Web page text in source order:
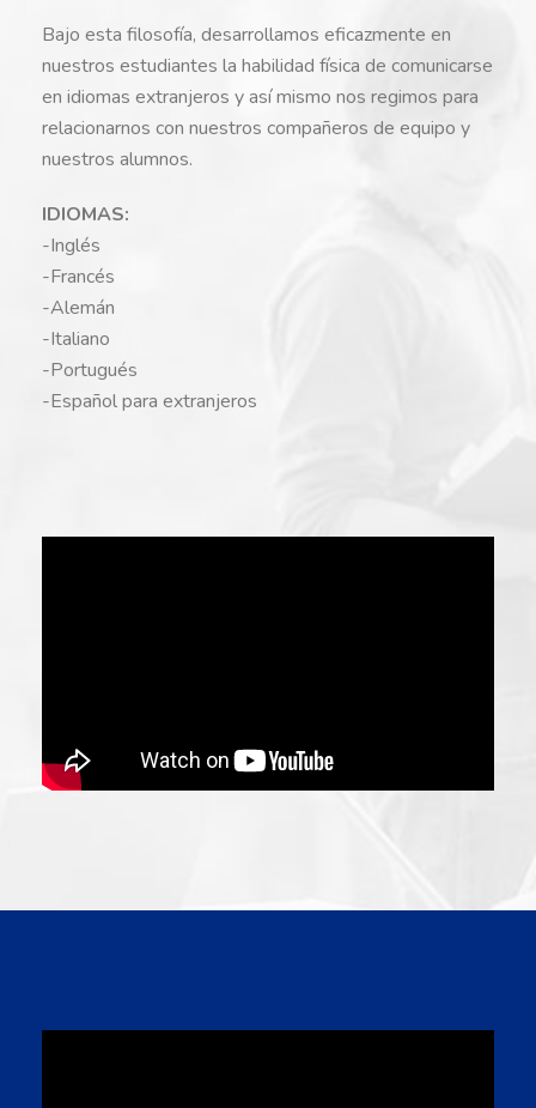
Bajo esta filosofía, desarrollamos eficazmente en
nuestros estudiantes la habilidad física de comunicarse
en idiomas extranjeros y así mismo nos regimos para
relacionarnos con nuestros compañeros de equipo y
nuestros alumnos.
IDIOMAS:
-Inglés
-Francés
-Alemán
-Italiano
-Portugués
-Español para extranjeros